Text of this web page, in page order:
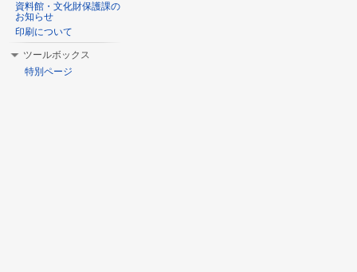
資料館・文化財保護課の
お知らせ
印刷について
ツールボックス
特別ページ